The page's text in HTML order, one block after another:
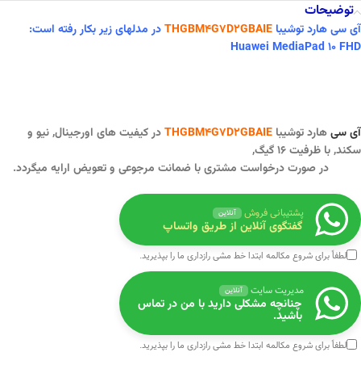
توضیحات
آی سی هارد توشیبا THGBM4G7D2GBAIEدر مدلهای زیر بکار رفته است:
Huawei MediaPad 10 FHD
آی سیهارد توشیبا THGBM4G7D2GBAIEدر کیفیت های اورجینال, نیو و
سکند,با ظرفیت ۱۶ گیگ,
در صورت درخواست مشتری با ضمانت مرجوعی و تعویض ارایه میگردد.
پشتیبانی فروش آنلاین
گفتگوی آنلاین از طریق واتساپ
لطفاً برای شروع مکالمه ابتداخط مشی رازداری ما را بپذیرید.
مدیریت سایت آنلاین
چنانچه مشکلی دارید با من در تماس
باشید.
لطفاً برای شروع مکالمه ابتداخط مشی رازداری ما را بپذیرید.